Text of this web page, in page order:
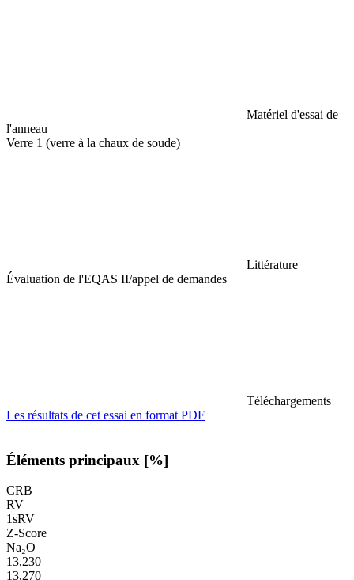
Matériel d'essai de
l'anneau
Verre 1 (verre à la chaux de soude)
Littérature
Évaluation de l'EQAS II/appel de demandes
Téléchargements
Les résultats de cet essai en format PDF
Éléments principaux [%]
CRB
RV
1sRV
Z-Score
Na₂O
13,230
13,270